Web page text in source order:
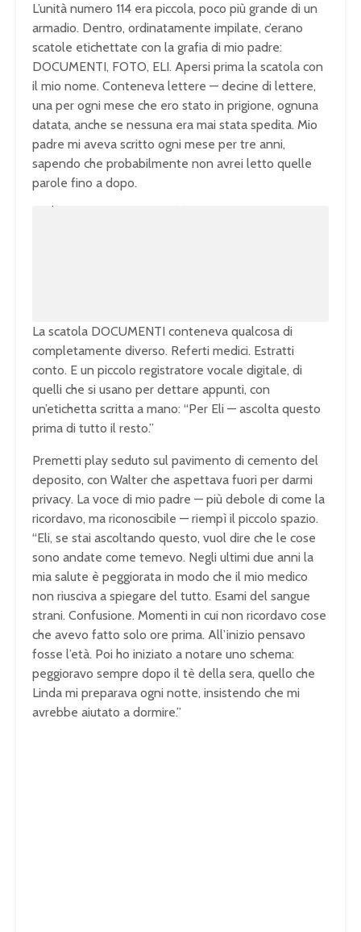
L’unità numero 114 era piccola, poco più grande di un
armadio. Dentro, ordinatamente impilate, c’erano
scatole etichettate con la grafia di mio padre:
DOCUMENTI, FOTO, ELI. Apersi prima la scatola con
il mio nome. Conteneva lettere — decine di lettere,
una per ogni mese che ero stato in prigione, ognuna
datata, anche se nessuna era mai stata spedita. Mio
padre mi aveva scritto ogni mese per tre anni,
sapendo che probabilmente non avrei letto quelle
parole fino a dopo.
La scatola DOCUMENTI conteneva qualcosa di
completamente diverso. Referti medici. Estratti
conto. E un piccolo registratore vocale digitale, di
quelli che si usano per dettare appunti, con
un’etichetta scritta a mano: “Per Eli — ascolta questo
prima di tutto il resto.”
Premetti play seduto sul pavimento di cemento del
deposito, con Walter che aspettava fuori per darmi
privacy. La voce di mio padre — più debole di come la
ricordavo, ma riconoscibile — riempì il piccolo spazio.
“Eli, se stai ascoltando questo, vuol dire che le cose
sono andate come temevo. Negli ultimi due anni la
mia salute è peggiorata in modo che il mio medico
non riusciva a spiegare del tutto. Esami del sangue
strani. Confusione. Momenti in cui non ricordavo cose
che avevo fatto solo ore prima. All’inizio pensavo
fosse l’età. Poi ho iniziato a notare uno schema:
peggioravo sempre dopo il tè della sera, quello che
Linda mi preparava ogni notte, insistendo che mi
avrebbe aiutato a dormire.”